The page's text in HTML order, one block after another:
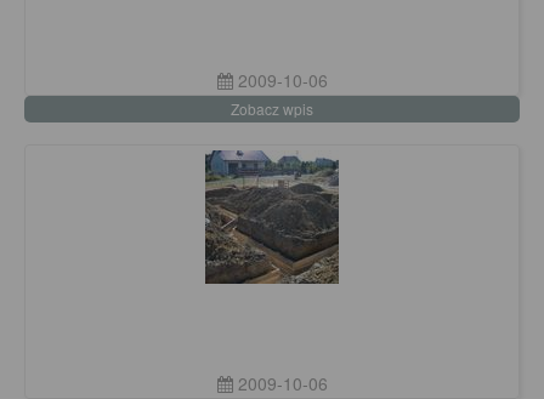
2009-10-06
Zobacz wpis
2009-10-06